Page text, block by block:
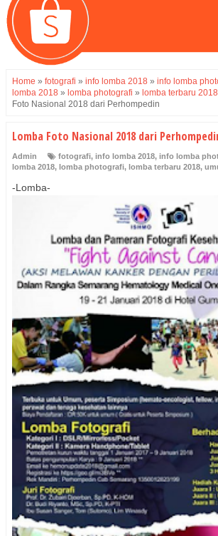
Home » fotografi » info lomba 2018 » info lomba
lomba 2018 » lomba photografi » lomba terbaru 2018
Foto Nasional 2018 dari Perhompedin
Lomba Foto Nasional 2018 dari
Admin fotografi, info lomba 2018, info lomba
lomba 2018, lomba photografi, lomba terbaru 2018,
-Lomba-